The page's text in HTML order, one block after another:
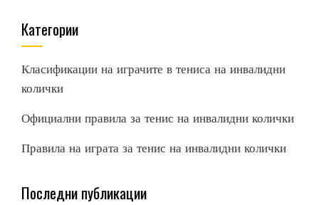
Категории
Класификации на играчите в тениса на инвалидни
колички
Официални правила за тенис на инвалидни колички
Правила на играта за тенис на инвалидни колички
Последни публикации